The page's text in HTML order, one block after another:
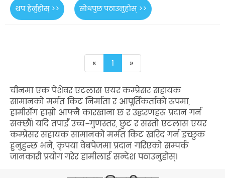
थप हेर्नुहोस् >> सोधपुछ पठाउनुहोस् >>
« 1 »
चीनमा एक पेशेवर एटलास एयर कम्प्रेसर सहायक
सामानको मर्मत किट निर्माता र आपूर्तिकर्ताको रूपमा,
हामीसँग हाम्रो आफ्नै कारखाना छ र उद्धरणहरू प्रदान गर्न
सक्छौं। यदि तपाईं उच्च-गुणस्तर, छुट र सस्तो एटलास एयर
कम्प्रेसर सहायक सामानको मर्मत किट खरिद गर्न इच्छुक
हुनुहुन्छ भने, कृपया वेबपेजमा प्रदान गरिएको सम्पर्क
जानकारी प्रयोग गरेर हामीलाई सन्देश पठाउनुहोस्।